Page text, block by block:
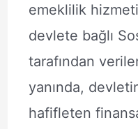
emeklilik
devlete bağlı
tarafından
yanında,
hafifleten